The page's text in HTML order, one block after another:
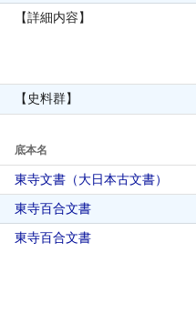
【詳細内容】
【史料群】
底本名
東寺文書（大日本古文書）
東寺百合文書
東寺百合文書